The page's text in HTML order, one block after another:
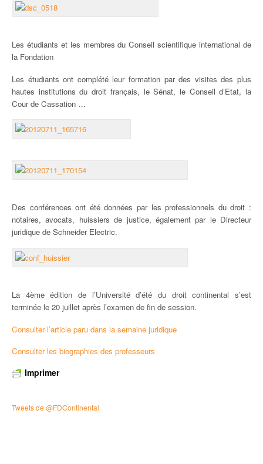
Les étudiants et les membres du Conseil scientifique international de
la Fondation
Les étudiants ont complété leur formation par des visites des plus
hautes institutions du droit français, le Sénat, le Conseil d’Etat, la
Cour de Cassation …
Des conférences ont été données par les professionnels du droit :
notaires, avocats, huissiers de justice, également par le Directeur
juridique de Schneider Electric.
La 4ème édition de l’Université d’été du droit continental s’est
terminée le 20 juillet après l’examen de fin de session.
Consulter l’article paru dans la semaine juridique
Consulter les biographies des professeurs
Imprimer
Tweets de @FDContinental